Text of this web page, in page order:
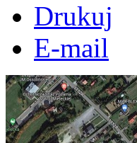
Drukuj
E-mail